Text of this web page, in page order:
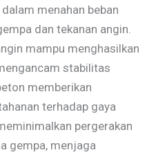
menahan beban
dan tekanan angin.
mampu menghasilkan
stabilitas
memberikan
terhadap gaya
pergerakan
gempa, menjaga